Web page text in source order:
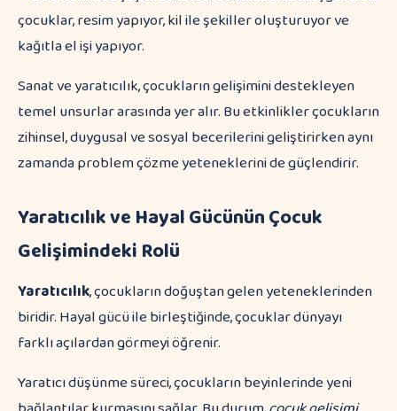
Sanat ve yaratıcılık, çocukların gelişimini destekleyen
temel unsurlar arasında yer alır. Bu etkinlikler çocukların
zihinsel, duygusal ve sosyal becerilerini geliştirirken aynı
zamanda problem çözme yeteneklerini de güçlendirir.
Yaratıcılık ve Hayal Gücünün Çocuk
Gelişimindeki Rolü
Yaratıcılık, çocukların doğuştan gelen yeteneklerinden
biridir. Hayal gücü ile birleştiğinde, çocuklar dünyayı
farklı açılardan görmeyi öğrenir.
Yaratıcı düşünme süreci, çocukların beyinlerinde yeni